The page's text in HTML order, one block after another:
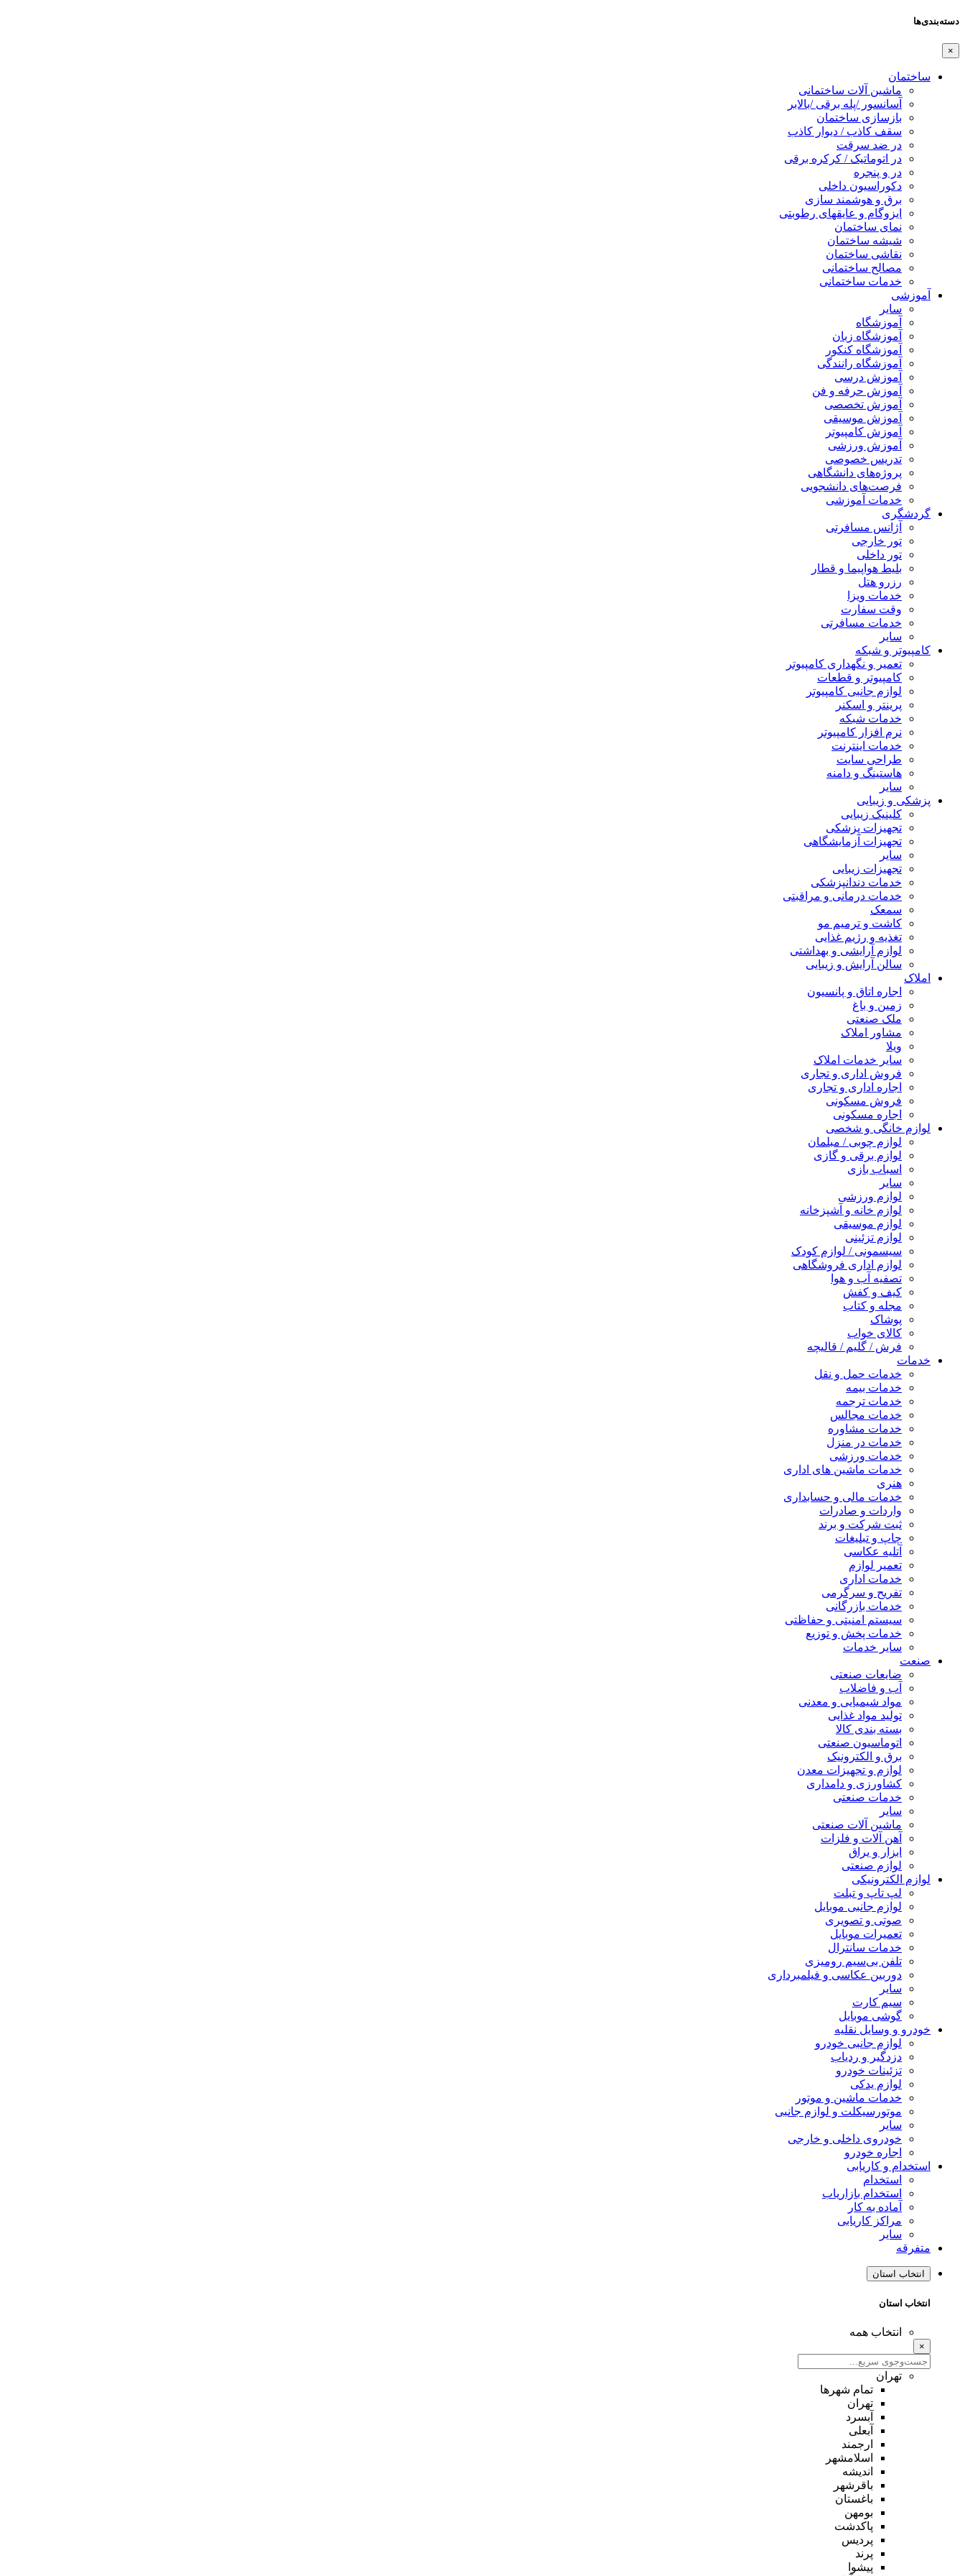
دسته‌بندی‌ها
×
ساختمان
ماشین آلات ساختمانی
آسانسور /پله برقی /بالابر
بازسازی ساختمان
سقف کاذب / دیوار کاذب
در ضد سرقت
در اتوماتیک / کرکره برقی
در و پنجره
دکوراسیون داخلی
برق و هوشمند سازی
ایزوگام و عایقهای رطوبتی
نمای ساختمان
شیشه ساختمان
نقاشی ساختمان
مصالح ساختمانی
خدمات ساختمانی
آموزشی
سایر
آموزشگاه
آموزشگاه زبان
آموزشگاه کنکور
آموزشگاه رانندگی
آموزش درسی
آموزش حرفه و فن
آموزش تخصصی
آموزش موسیقی
آموزش کامپیوتر
آموزش ورزشی
تدریس خصوصی
پروژه‌های دانشگاهی
فرصت‌های دانشجویی
خدمات آموزشی
گردشگری
آژانس مسافرتی
تور خارجی
تور داخلی
بلیط هواپیما و قطار
رزرو هتل
خدمات ویزا
وقت سفارت
خدمات مسافرتی
سایر
کامپیوتر و شبکه
تعمیر و نگهداری کامپیوتر
کامپیوتر و قطعات
لوازم جانبی کامپیوتر
پرینتر و اسکنر
خدمات شبکه
نرم افزار کامپیوتر
خدمات اینترنت
طراحی سایت
هاستینگ و دامنه
سایر
پزشکی و زیبایی
کلینیک زیبایی
تجهیزات پزشکی
تجهیزات آزمایشگاهی
سایر
تجهیزات زیبایی
خدمات دندانپزشکی
خدمات درمانی و مراقبتی
سمعک
کاشت و ترمیم مو
تغذیه و رژیم غذایی
لوازم آرایشی و بهداشتی
سالن آرایش و زیبایی
املاک
اجاره اتاق و پانسیون
زمین و باغ
ملک صنعتی
مشاور املاک
ویلا
سایر خدمات املاک
فروش اداری و تجاری
اجاره اداری و تجاری
فروش مسکونی
اجاره مسکونی
لوازم خانگی و شخصی
لوازم چوبی / مبلمان
لوازم برقی و گازی
اسباب بازی
سایر
لوازم ورزشی
لوازم خانه و آشپزخانه
لوازم موسیقی
لوازم تزئینی
سیسمونی / لوازم کودک
لوازم اداری فروشگاهی
تصفیه آب و هوا
کیف و کفش
مجله و کتاب
پوشاک
کالای خواب
فرش / گلیم / قالیچه
خدمات
خدمات حمل و نقل
خدمات بیمه
خدمات ترجمه
خدمات مجالس
خدمات مشاوره
خدمات در منزل
خدمات ورزشی
خدمات ماشین های اداری
هنری
خدمات مالی و حسابداری
واردات و صادرات
ثبت شرکت و برند
چاپ و تبلیغات
آتلیه عکاسی
تعمیر لوازم
خدمات اداری
تفریح و سرگرمی
خدمات بازرگانی
سیستم امنیتی و حفاظتی
خدمات پخش و توزیع
سایر خدمات
صنعت
ضایعات صنعتی
آب و فاضلاب
مواد شیمیایی و معدنی
تولید مواد غذایی
بسته بندی کالا
اتوماسیون صنعتی
برق و الکترونیک
لوازم و تجهیزات معدن
کشاورزی و دامداری
خدمات صنعتی
سایر
ماشین آلات صنعتی
آهن آلات و فلزات
ابزار و یراق
لوازم صنعتی
لوازم الکترونیکی
لپ تاپ و تبلت
لوازم جانبی موبایل
صوتی و تصویری
تعمیرات موبایل
خدمات سانترال
تلفن بی‌سیم رومیزی
دوربین عکاسی و فیلمبرداری
سایر
سیم کارت
گوشی موبایل
خودرو و وسایل نقلیه
لوازم جانبی خودرو
دزدگیر و ردیاب
تزئینات خودرو
لوازم یدکی
خدمات ماشین و موتور
موتورسیکلت و لوازم جانبی
سایر
خودروی داخلی و خارجی
اجاره خودرو
استخدام و کاریابی
استخدام
استخدام بازاریاب
آماده به کار
مراکز کاریابی
سایر
متفرقه
انتخاب استان
انتخاب استان
انتخاب همه
×
تهران
تمام شهر‌ها
تهران
آبسرد
آبعلی
ارجمند
اسلامشهر
اندیشه
باقرشهر
باغستان
بومهن
پاکدشت
پردیس
پرند
پیشوا